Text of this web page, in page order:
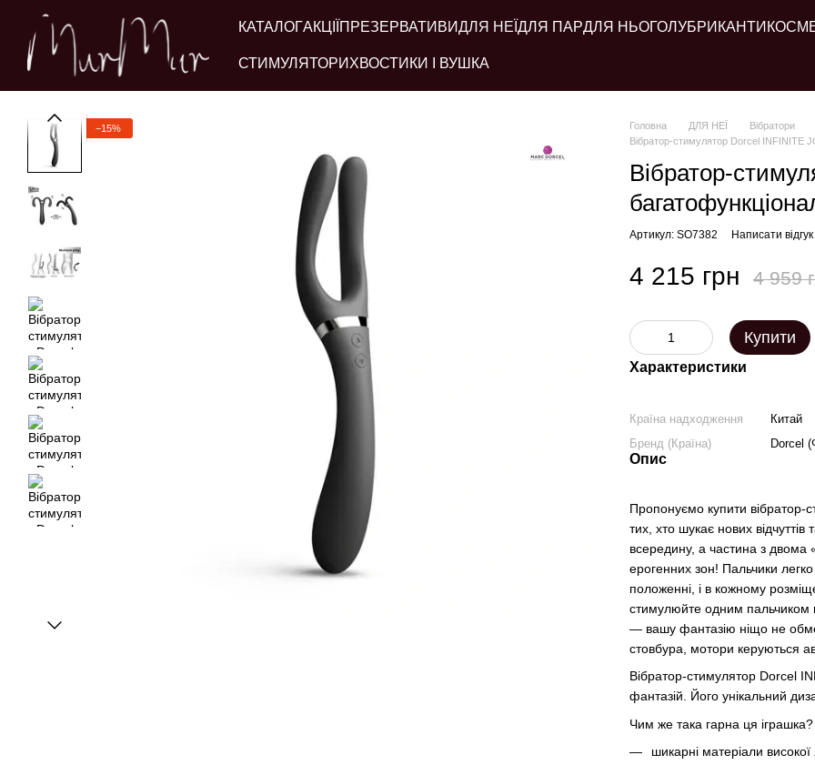
Перейти до основного контенту
КАТАЛОГАКЦІЇ ПРЕЗЕРВАТИВИДЛЯ НЕЇ ДЛЯ ПАРДЛЯ НЬОГОЛУБРИКАНТИ
СТИМУЛЯТОРИ ХВОСТИКИ І ВУШКА
−15% Головна ДЛЯ НЕЇ
Вібратори
Вібратор-стимулятор Dorcel INFINITE
Вібратор-
Артикул: SO7382 Написати відгук
4 215 грн 4 959
Купити
Характеристики
Країна надходження
Китай
Бренд (Країна)
Dorcel
Опис
Пропонуємо купити вібратор-
тих, хто шукає нових
всередину, а частина з двома
ерогенних зон! Пальчики
положенні, і в кожному
стимулюйте одним пальчиком
— вашу фантазію ніщо не
стовбура, мотори керуються
Вібратор-стимулятор Dorcel
фантазій. Його унікальний
Чим же така гарна ця іграшка?
шикарні матеріали